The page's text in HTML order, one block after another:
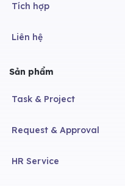
Tích hợp
Liên hệ
Sản phẩm
Task & Project
Request & Approval
HR Service